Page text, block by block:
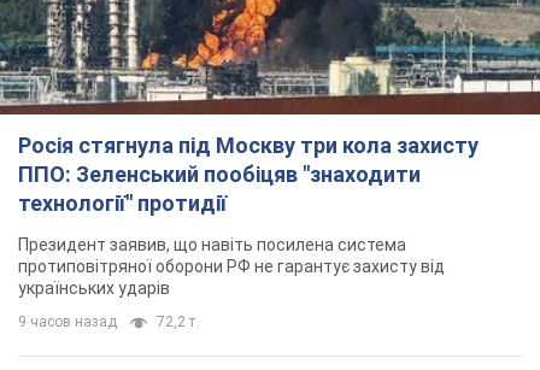
Росія стягнула під Москву три кола захисту
ППО: Зеленський пообіцяв "знаходити
технології" протидії
Президент заявив, що навіть посилена система
протиповітряної оборони РФ не гарантує захисту від
українських ударів
9 часов назад 72,2 т.